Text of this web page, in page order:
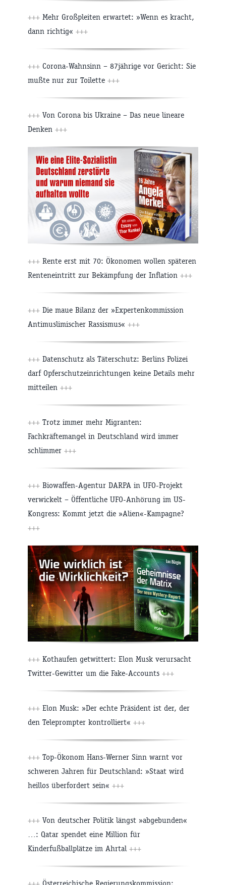
+++ Mehr Großpleiten erwartet: »Wenn es kracht,
dann richtig« +++
+++ Corona-Wahnsinn – 87jährige vor Gericht: Sie
mußte nur zur Toilette +++
+++ Von Corona bis Ukraine – Das neue lineare
Denken +++
+++ Rente erst mit 70: Ökonomen wollen späteren
Renteneintritt zur Bekämpfung der Inflation +++
+++ Die maue Bilanz der »Expertenkommission
Antimuslimischer Rassismus« +++
+++ Datenschutz als Täterschutz: Berlins Polizei
darf Opferschutzeinrichtungen keine Details mehr
mitteilen +++
+++ Trotz immer mehr Migranten:
Fachkräftemangel in Deutschland wird immer
schlimmer +++
+++ Biowaffen-Agentur DARPA in UFO-Projekt
verwickelt – Öffentliche UFO-Anhörung im US-
Kongress: Kommt jetzt die »Alien«-Kampagne?
+++
+++ Kothaufen getwittert: Elon Musk verursacht
Twitter-Gewitter um die Fake-Accounts +++
+++ Elon Musk: »Der echte Präsident ist der, der
den Teleprompter kontrolliert« +++
+++ Top-Ökonom Hans-Werner Sinn warnt vor
schweren Jahren für Deutschland: »Staat wird
heillos überfordert sein« +++
+++ Von deutscher Politik längst »abgebunden«
…: Qatar spendet eine Million für
Kinderfußballplätze im Ahrtal +++